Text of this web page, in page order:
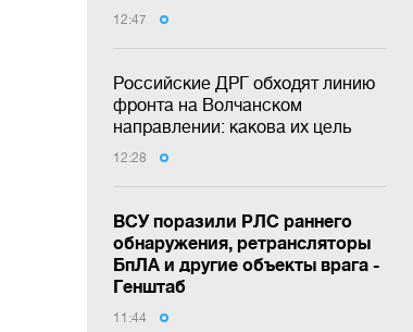
12:47
Российские ДРГ обходят линию
фронта на Волчанском
направлении: какова их цель
12:28
ВСУ поразили РЛС раннего
обнаружения, ретрансляторы
БпЛА и другие объекты врага -
Генштаб
11:44